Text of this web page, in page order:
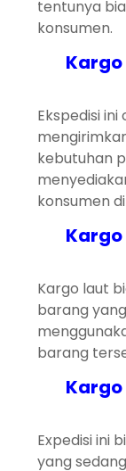
tentunya
konsumen.
Ekspedisi
kebutuhan
konsumen
Kargo
Kargo laut
barang
barang
Expedisi ini
yang